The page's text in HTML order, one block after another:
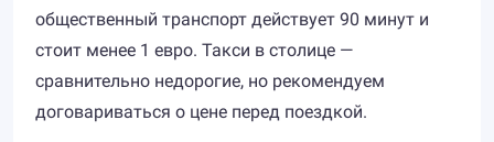
общественный транспорт действует 90 минут и
стоит менее 1 евро. Такси в столице —
сравнительно недорогие, но рекомендуем
договариваться о цене перед поездкой.